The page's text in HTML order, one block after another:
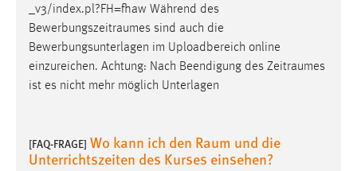
_v3/index.pl?FH=fhaw Während des
Bewerbungszeitraumes sind auch die
Bewerbungsunterlagen im Uploadbereich online
einzureichen. Achtung: Nach Beendigung des Zeitraumes
ist es nicht mehr möglich Unterlagen
[FAQ-FRAGE] Wo kann ich den Raum und die
Unterrichtszeiten des Kurses einsehen?
chat-frame-style-5e9dbeb1811c0446
Zweck:
Wird benötigt um die Chatfunktion nutzen zu können.
Cookie Laufzeit: